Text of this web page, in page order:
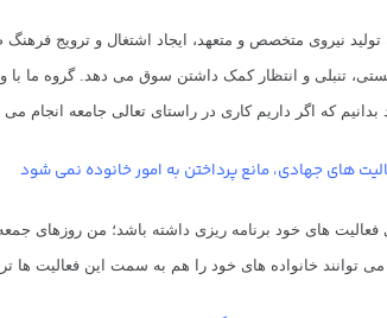
تولید نیروی متخصص و متعهد، ایجاد اشتغال و ترویج
تنبلی و انتظار کمک داشتن سوق می دهد. گروه ما با
بدانیم که اگر داریم کاری در راستای تعالی جامعه
های جهادی، مانع پرداختن به امور خانوده نمی شود
فعالیت های خود برنامه ریزی داشته باشد؛ من روزهای
توانند خانواده های خود را هم به سمت این فعالیت ها